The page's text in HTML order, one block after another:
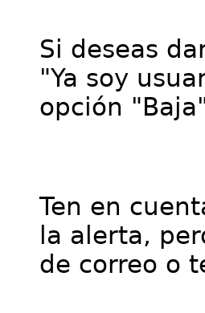
Si deseas
"Ya soy
opción
Ten en
la alerta,
de correo o